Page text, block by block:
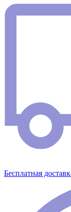
Бесплатная